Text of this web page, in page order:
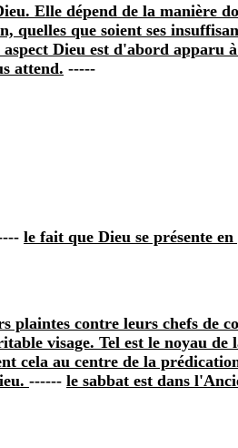
Elle dépend de la manière
quelles que soient ses
aspect Dieu est d'abord
attend. -----
le fait que Dieu se présente
contre leurs chefs de
visage. Tel est le noyau de
au centre de la
------ le sabbat est dans